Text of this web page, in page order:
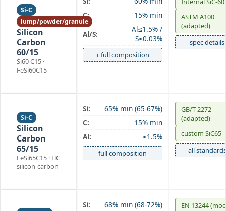
Si-C
lump/powder/granule
Silicon
Carbon
60/15
Si60 C15 ·
FeSi60C15
C:
15% min
Al/S:
Al≤1.5% /
S≤0.03%
+ full composition
ASTM A100
(adapted)
spec details
Si-C
Silicon
Carbon
65/15
FeSi65C15 · HC
silicon‑carbon
Si:
65% min (65‑67%)
C:
15% min
Al:
≤1.5%
full composition
GB/T 2272
(adapted)
custom SiC65
all standards
Si: 68% min (68‑72%) EN 13244